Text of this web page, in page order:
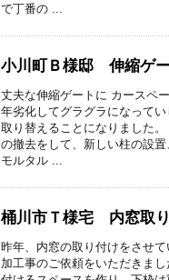
で丁番の ...
小川町Ｂ様邸 伸縮ゲ
丈夫な伸縮ゲートに カースペ
年劣化してグラグラになってい
取り替えることになりました
の撤去をして、新しい柱の設
モルタル ...
桶川市Ｔ様宅 内窓取
昨年、内窓の取り付けをさせ
加工事のご依頼をいただきま